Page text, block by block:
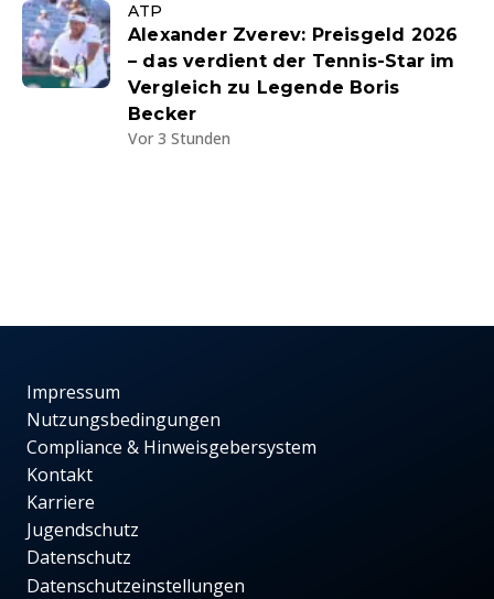
ATP
Alexander Zverev: Preisgeld 2026
– das verdient der Tennis-Star im
Vergleich zu Legende Boris
Becker
Vor 3 Stunden
Impressum
Nutzungsbedingungen
Compliance & Hinweisgebersystem
Kontakt
Karriere
Jugendschutz
Datenschutz
Datenschutzeinstellungen